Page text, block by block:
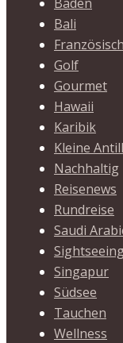
Bali
Golf
Gourmet
Hawaii
Karibik
Kleine
Nachhaltig
Reisenews
Rundreise
Saudi
Singapur
Südsee
Tauchen
Wellness